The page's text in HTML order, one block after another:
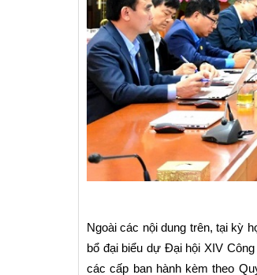
Ngoài các nội dung trên, tại kỳ
bổ đại biểu dự Đại hội XIV
các cấp ban hành kèm theo